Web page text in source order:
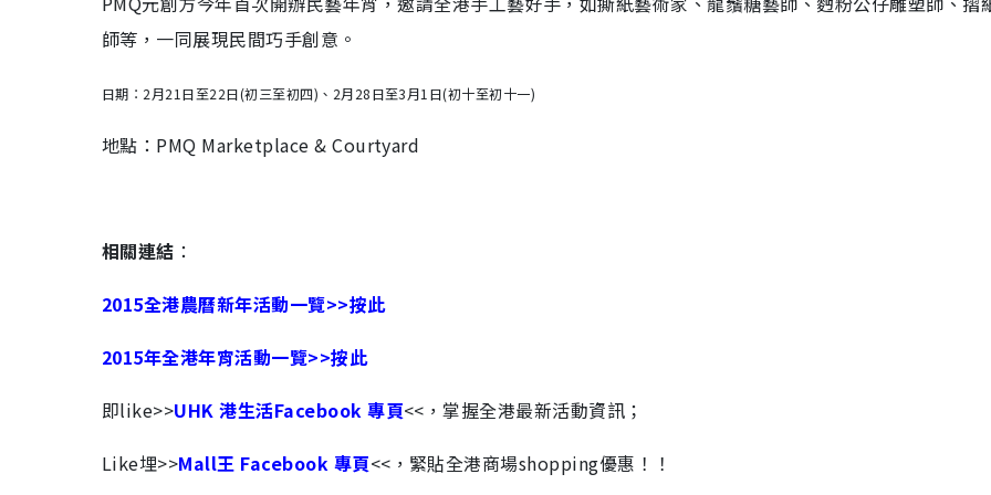
師等，一同展現民間巧手創意。
日期：2月21日至22日(初三至初四)、2月28日至3月1日(初十至初十一)
地點：PMQ Marketplace & Courtyard
相關連結 ：
2015全港農曆新年活動一覽>>按此
2015年全港年宵活動一覽>>按此
即like>>UHK 港生活Facebook 專頁<<，掌握全港最新活動資訊；
Like埋>>Mall王 Facebook 專頁<<，緊貼全港商場shopping優惠！！